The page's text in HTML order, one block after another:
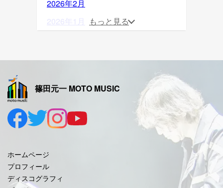
2026年2月
2026年1月
2025年9月
2025年8月
2025年7月
2025年5月
2025年4月
もっと見る
篠田元一 MOTO MUSIC
ホームページ
プロフィール
ディスコグラフィ